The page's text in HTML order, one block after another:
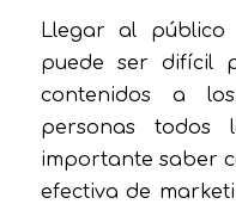
Llegar al
puede ser difícil
contenidos a
personas todos
importante saber
efectiva de